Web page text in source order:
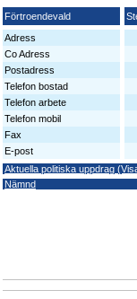
Förtroendevald
Adress
Co Adress
Postadress
Telefon bostad
Telefon arbete
Telefon mobil
Fax
E-post
Aktuella politiska uppdrag
Nämnd